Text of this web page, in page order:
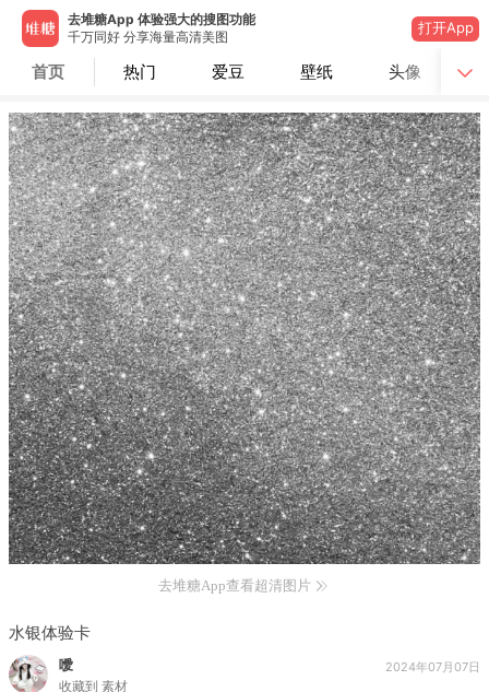
去堆糖App 体验强大的搜图功能
千万同好 分享海量高清美图
打开App
首页 热门 爱豆 壁纸 头像
去堆糖App查看超清图片
水银体验卡
噯
收藏到 素材
2024年07月07日